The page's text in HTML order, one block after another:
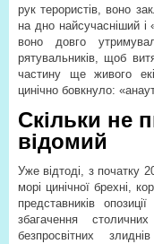
рук терористів, воно
на дно найсучасніший і
воно довго
рятувальників, щоб
частину ще живого
цинічно бовкнуло:
Скільки не
відомий
Уже відтоді, з початку
морі цинічної брехні,
представників
збагачення
безпросвітних